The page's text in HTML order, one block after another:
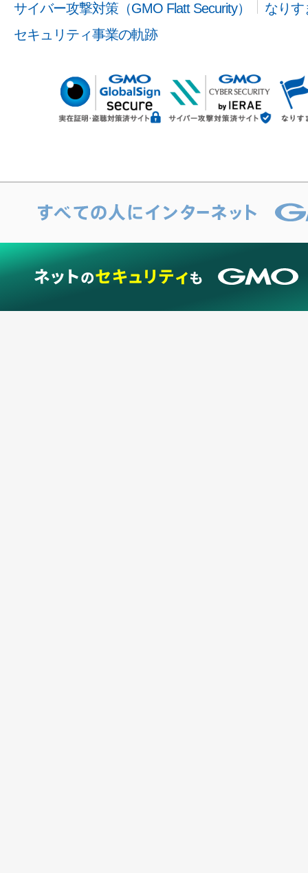
サイバー攻撃対策（GMO Flatt Security）
なりす
セキュリティ事業の軌跡